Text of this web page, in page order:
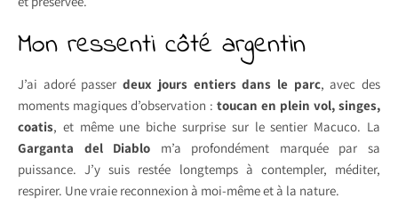
Mon ressenti côté argentin
J’ai adoré passerdeux jours entiers dans le parc, avec des
moments magiques d’observation : toucan en plein vol, singes,
coatis, et même une biche surprise sur le sentier Macuco. La
Garganta del Diablo m’a profondément marquée par sa
puissance. J’y suis restée longtemps à contempler, méditer,
respirer. Une vraie reconnexion à moi-même et à la nature.